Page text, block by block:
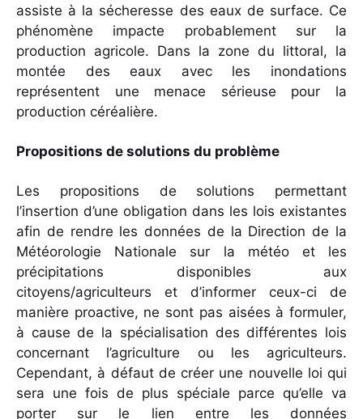
assiste à la sécheresse des eaux de surface. Ce
phénomène impacte probablement sur la
production agricole. Dans la zone du littoral, la
montée des eaux avec les inondations
représentent une menace sérieuse pour la
production céréalière.
Propositions de solutions du problème
Les propositions de solutions permettant
l’insertion d’une obligation dans les lois existantes
afin de rendre les données de la Direction de la
Météorologie Nationale sur la météo et les
précipitations disponibles aux
citoyens/agriculteurs et d’informer ceux-ci de
manière proactive, ne sont pas aisées à formuler,
à cause de la spécialisation des différentes lois
concernant l’agriculture ou les agriculteurs.
Cependant, à défaut de créer une nouvelle loi qui
sera une fois de plus spéciale parce qu’elle va
porter sur le lien entre les données